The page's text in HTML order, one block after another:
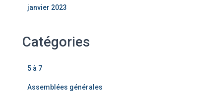
janvier 2023
Catégories
5 à 7
Assemblées générales